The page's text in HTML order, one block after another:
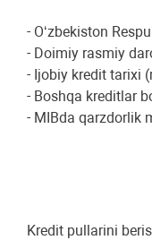
- O‘zbekiston
- Doimiy rasmiy
- Ijobiy kredit tarixi
- Boshqa kreditlar
- MIBda qarzdorlik
Kredit pullarini